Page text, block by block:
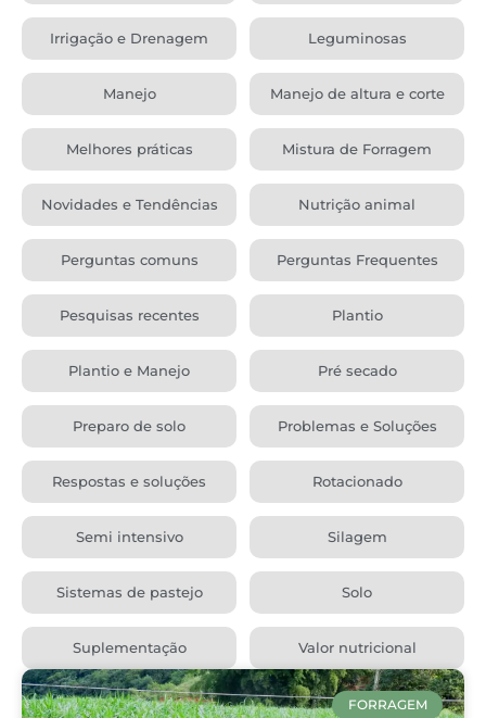
Irrigação e Drenagem Leguminosas
Manejo Manejo de altura e corte
Melhores práticas Mistura de Forragem
Novidades e Tendências Nutrição animal
Perguntas comuns Perguntas Frequentes
Pesquisas recentes Plantio
Plantio e Manejo Pré secado
Preparo de solo Problemas e Soluções
Respostas e soluções Rotacionado
Semi intensivo Silagem
Sistemas de pastejo Solo
Suplementação Valor nutricional
FORRAGEM